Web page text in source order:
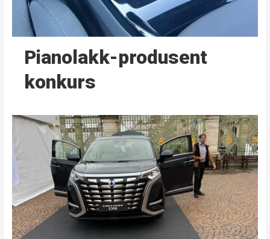
Pianolakk-produsent
konkurs